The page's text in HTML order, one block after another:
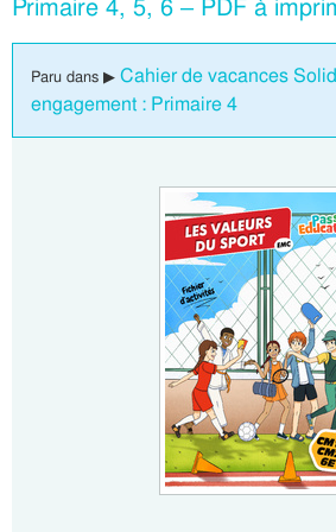
Primaire 4, 5, 6 – PDF à
Paru dans ▶ Cahier de vacances
engagement : Primaire 4